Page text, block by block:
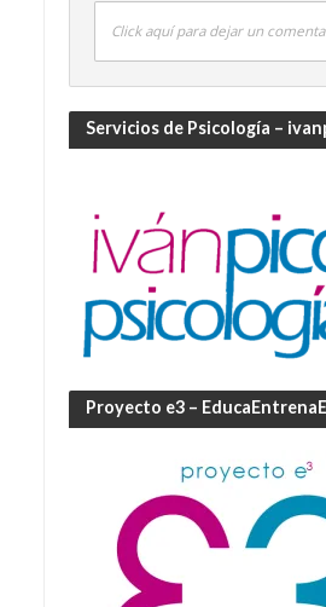
Click aquí para dejar un
Servicios de Psicología –
Proyecto e3 –